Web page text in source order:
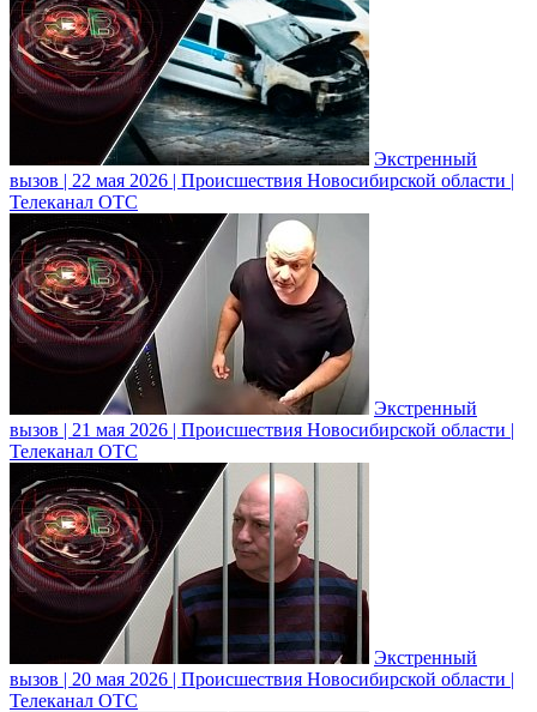
Экстренный
вызов | 22 мая 2026 | Происшествия Новосибирской области |
Телеканал ОТС
Экстренный
вызов | 21 мая 2026 | Происшествия Новосибирской области |
Телеканал ОТС
Экстренный
вызов | 20 мая 2026 | Происшествия Новосибирской области |
Телеканал ОТС